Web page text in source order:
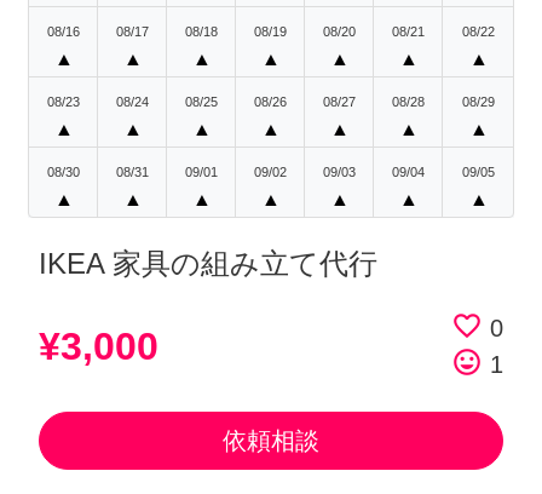
08/16
▲
08/17
▲
08/18
▲
08/19
▲
08/20
▲
08/21
▲
08/22
▲
08/23
▲
08/24
▲
08/25
▲
08/26
▲
08/27
▲
08/28
▲
08/29
▲
08/30
▲
08/31
▲
09/01
▲
09/02
▲
09/03
▲
09/04
▲
09/05
▲
IKEA 家具の組み立て代行
¥3,000 favorite_border 0
tag_faces 1
依頼相談